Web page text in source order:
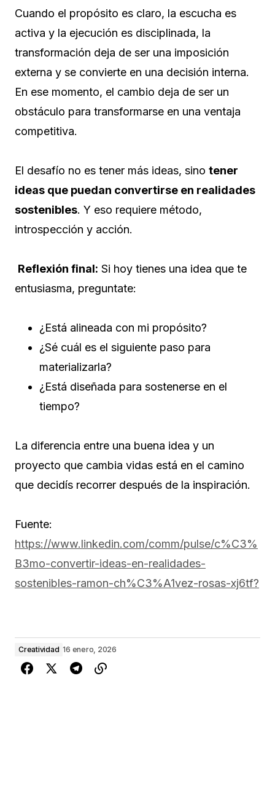
Cuando el propósito es claro, la escucha es
activa y la ejecución es disciplinada, la
transformación deja de ser una imposición
externa y se convierte en una decisión interna.
En ese momento, el cambio deja de ser un
obstáculo para transformarse en una ventaja
competitiva.
El desafío no es tener más ideas, sino tener
ideas que puedan convertirse en realidades
sostenibles. Y eso requiere método,
introspección y acción.
Reflexión final: Si hoy tienes una idea que te
entusiasma, preguntate:
¿Está alineada con mi propósito?
¿Sé cuál es el siguiente paso para
materializarla?
¿Está diseñada para sostenerse en el
tiempo?
La diferencia entre una buena idea y un
proyecto que cambia vidas está en el camino
que decidís recorrer después de la inspiración.
Fuente:
https://www.linkedin.com/comm/pulse/c%C3%
B3mo-convertir-ideas-en-realidades-
sostenibles-ramon-ch%C3%A1vez-rosas-xj6tf?
Creatividad 16 enero, 2026